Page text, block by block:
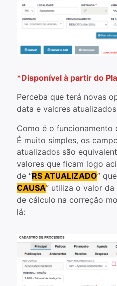
*Disponível à partir do
Perceba que terá novas
data e valores atualizados.
Como é o funcionamento
É muito simples, os
atualizados são
valores que ficam logo
de “R$ ATUALIZADO”
CAUSA” utiliza o valor da
de cálculo na correção
lá: